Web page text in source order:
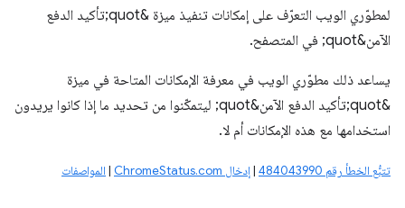
لمطوّري الويب التعرّف على إمكانات تنفيذ ميزة &quot;تأكيد الدفع
الآمن&quot; في المتصفح.
يساعد ذلك مطوّري الويب في معرفة الإمكانات المتاحة في ميزة
&quot;تأكيد الدفع الآمن&quot; ليتمكّنوا من تحديد ما إذا كانوا يريدون
استخدامها مع هذه الإمكانات أم لا.
تتبُّع الخطأ رقم 484043990 |إدخال ChromeStatus.com |المواصفات